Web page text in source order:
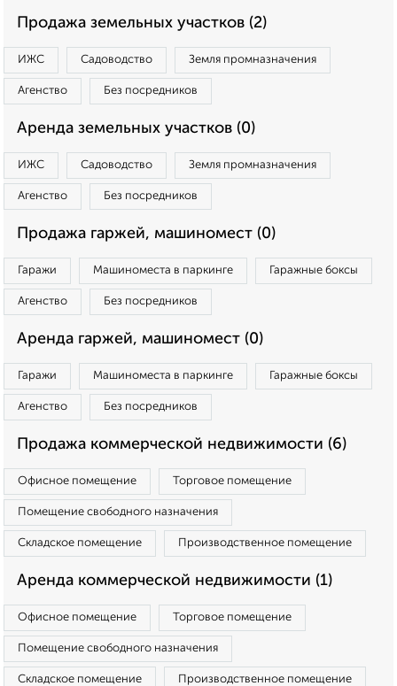
Продажа земельных участков (2)
ИЖС Садоводство Земля промназначения
Агенство Без посредников
Аренда земельных участков (0)
ИЖС Садоводство Земля промназначения
Агенство Без посредников
Продажа гаржей, машиномест (0)
Гаражи Машиноместа в паркинге Гаражные боксы
Агенство Без посредников
Аренда гаржей, машиномест (0)
Гаражи Машиноместа в паркинге Гаражные боксы
Агенство Без посредников
Продажа коммерческой недвижимости (6)
Офисное помещение Торговое помещение
Помещение свободного назначения
Складское помещение Производственное помещение
Аренда коммерческой недвижимости (1)
Офисное помещение Торговое помещение
Помещение свободного назначения
Складское помещение Производственное помещение